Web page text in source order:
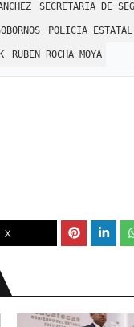
SECRETARIA DE
POLICIA
RUBEN ROCHA MOYA
X